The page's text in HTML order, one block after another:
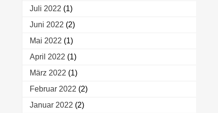
Juli 2022 (1)
Juni 2022 (2)
Mai 2022 (1)
April 2022 (1)
März 2022 (1)
Februar 2022 (2)
Januar 2022 (2)